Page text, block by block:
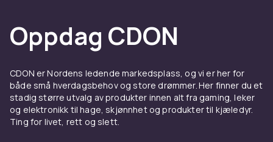
Oppdag CDON
CDON er Nordens ledende markedsplass, og vi er her for
både små hverdagsbehov og store drømmer. Her finner du et
stadig større utvalg av produkter innen alt fra gaming, leker
og elektronikk til hage, skjønnhet og produkter til kjæledyr.
Ting for livet, rett og slett.